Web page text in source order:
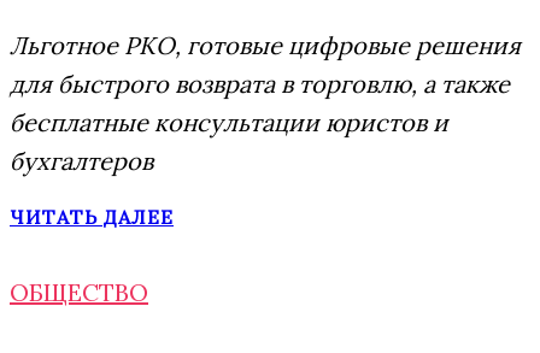
Льготное РКО, готовые цифровые решения
для быстрого возврата в торговлю, а также
бесплатные консультации юристов и
бухгалтеров
ЧИТАТЬ ДАЛЕЕ
ОБЩЕСТВО